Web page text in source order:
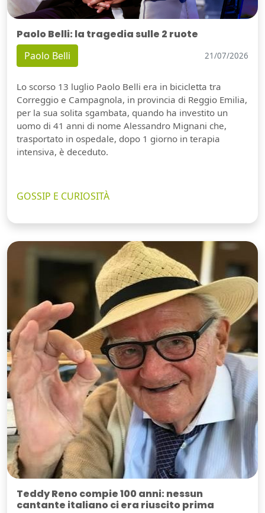
Paolo Belli: la tragedia sulle 2 ruote
Paolo Belli 21/07/2026
Lo scorso 13 luglio Paolo Belli era in bicicletta tra
Correggio e Campagnola, in provincia di Reggio Emilia,
per la sua solita sgambata, quando ha investito un
uomo di 41 anni di nome Alessandro Mignani che,
trasportato in ospedale, dopo 1 giorno in terapia
intensiva, è deceduto.
GOSSIP E CURIOSITÀ
Teddy Reno compie 100 anni: nessun
cantante italiano ci era riuscito prima